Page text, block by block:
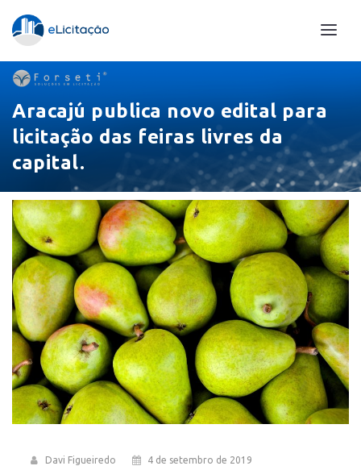
Aracajú publica novo edital para
licitação das feiras livres da
capital.
Davi Figueiredo 4 de setembro de 2019